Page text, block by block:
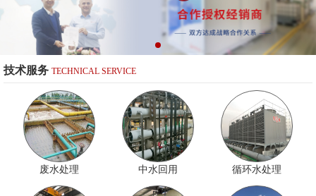
技术服务 TECHNICAL SERVICE
废水处理 中水回用 循环水处理